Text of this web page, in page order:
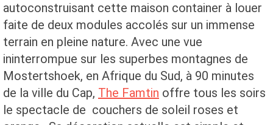
autoconstruisant cette maison container à louer
faite de deux modules accolés sur un immense
terrain en pleine nature. Avec une vue
ininterrompue sur les superbes montagnes de
Mostertshoek, en Afrique du Sud, à 90 minutes
de la ville du Cap, The Famtin offre tous les soirs
le spectacle de couchers de soleil roses et